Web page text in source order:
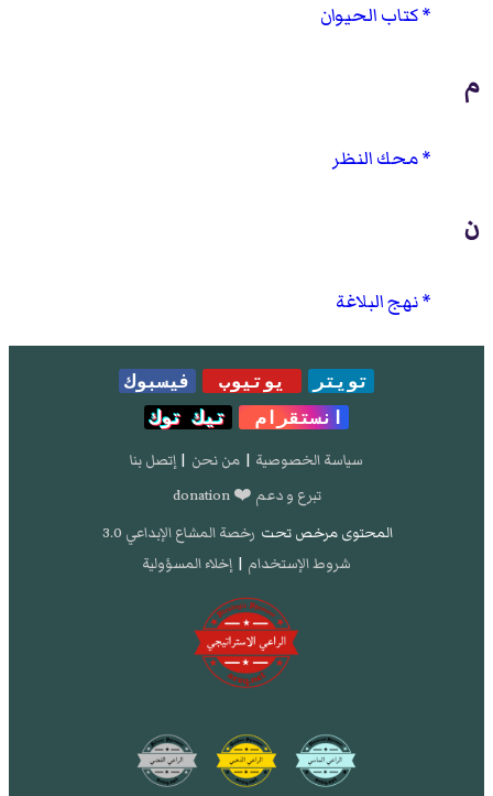
كتاب الحيوان
م
محك النظر
ن
نهج البلاغة
تويتر يوتيوب
فيسبوك
انستقرام
تيك توك
سياسة الخصوصية | من نحن | إتصل بنا
تبرع و دعم ❤️ donation
المحتوى مرخص تحت رخصة المشاع الإبداعي 3.0
شروط الإستخدام | إخلاء المسؤولية